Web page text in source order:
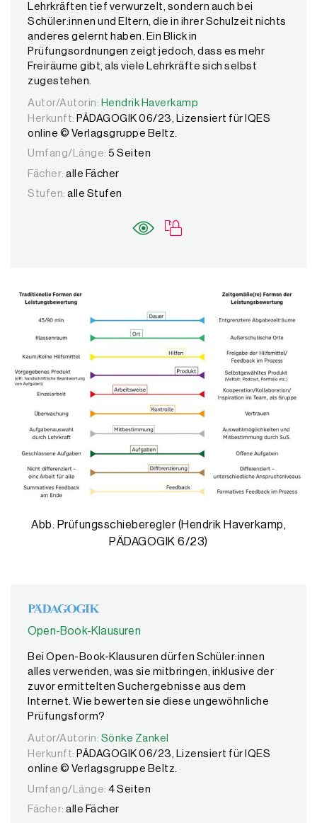
Lehrkräften tief verwurzelt, sondern auch bei
Schüler:innen und Eltern, die in ihrer Schulzeit nichts
anderes gelernt haben. Ein Blick in
Prüfungsordnungen zeigt jedoch, dass es mehr
Freiräume gibt, als viele Lehrkräfte sich selbst
zugestehen.
Autor/Autorin: Hendrik Haverkamp
Autor/Autorin: Hendrik Haverkamp
Herkunft: PÄDAGOGIK 06/23, Lizensiert für IQES
online © Verlagsgruppe Beltz.
Umfang/Länge: 5 Seiten
Fächer: alle Fächer
Stufen: alle Stufen
Abb. Prüfungsschieberegler (Hendrik Haverkamp,
PÄDAGOGIK 6/23)
Open-Book-Klausuren
Bei Open-Book-Klausuren dürfen Schüler:innen
alles verwenden, was sie mitbringen, inklusive der
zuvor ermittelten Suchergebnisse aus dem
Internet. Wie bewerten sie diese ungewöhnliche
Prüfungsform?
Autor/Autorin: Sönke Zankel
Autor/Autorin: Sönke Zankel
Herkunft: PÄDAGOGIK 06/23, Lizensiert für IQES
online © Verlagsgruppe Beltz.
Umfang/Länge: 4 Seiten
Fächer: alle Fächer